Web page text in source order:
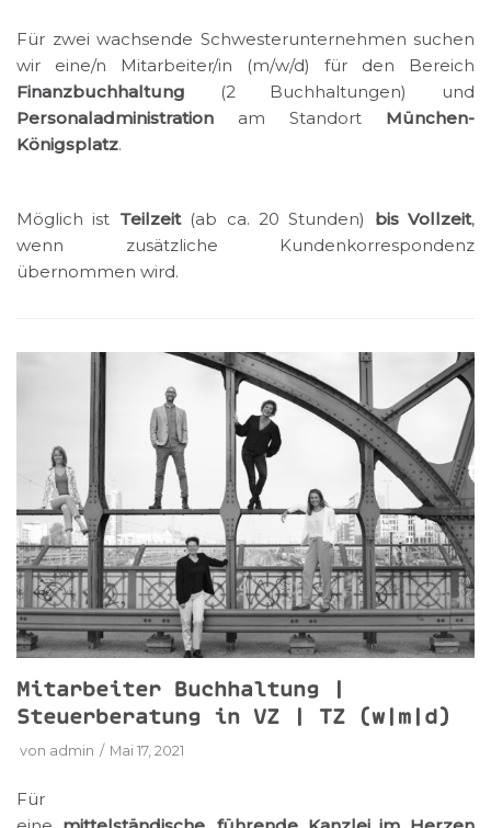
Für zwei wachsende Schwesterunternehmen suchen
wir eine/n Mitarbeiter/in (m/w/d) für den Bereich
Finanzbuchhaltung
(2 Buchhaltungen) und
Personaladministration am Standort München-
Königsplatz.
Möglich ist Teilzeit (ab ca. 20 Stunden) bis Vollzeit,
wenn zusätzliche Kundenkorrespondenz
übernommen wird.
Mitarbeiter Buchhaltung |
Steuerberatung in VZ | TZ (w|m|d)
von admin Mai 17, 2021
Für